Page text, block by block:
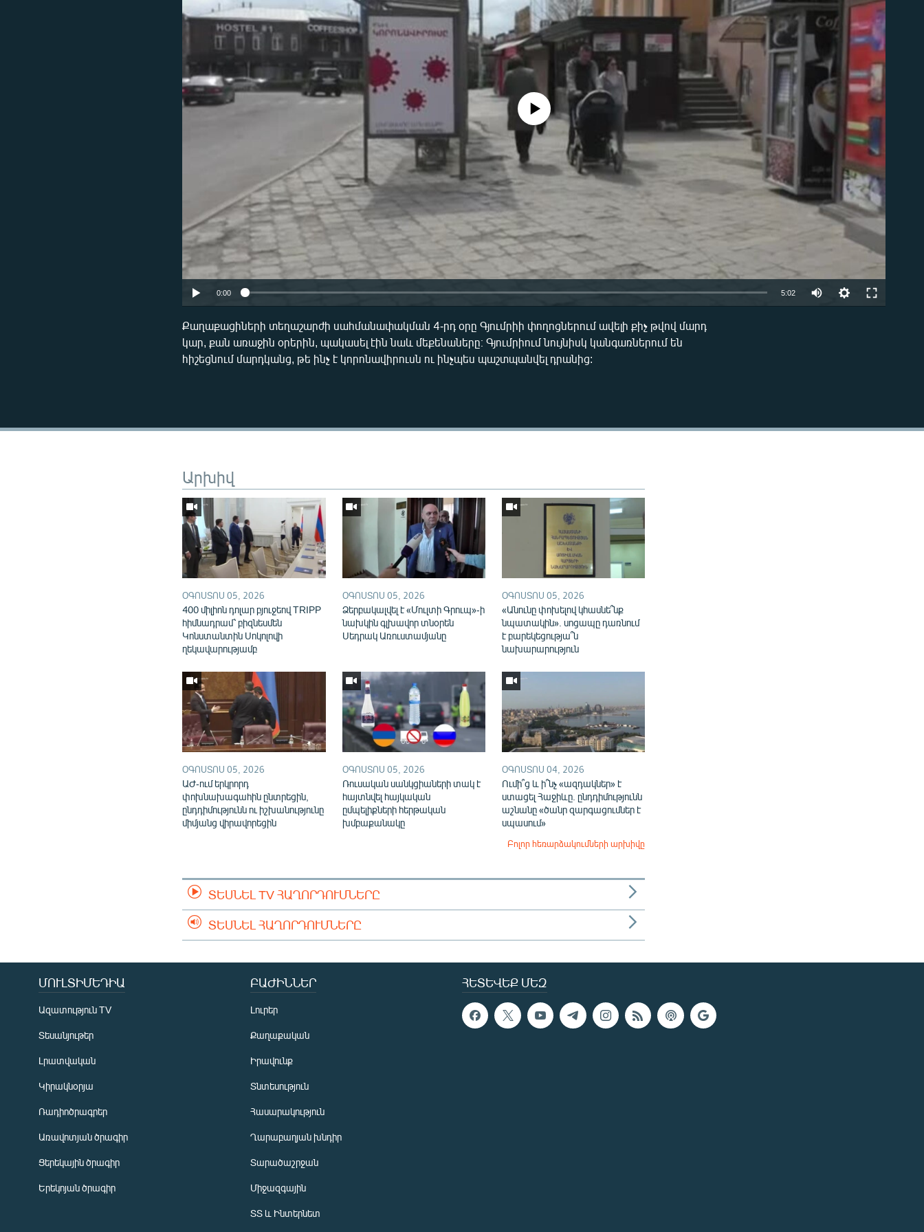
270p 360p
No media source currently available
0:00 5:02
Քաղաքացիների տեղաշարժի սահմանափակման 4-րդ օրը Գյումրիի փողոցներում ավելի քիչ թվով մարդ
կար, քան առաջին օրերին, պակասել էին նաև մեքենաները։ Գյումրիում նույնիսկ կանգառներում են
հիշեցնում մարդկանց, թե ինչ է կորոնավիրուսն ու ինչպես պաշտպանվել դրանից:
Արխիվ
ՕԳՈՍՏՈՍ 05, 2026
400 միլիոն դոլար բյուջեով TRIPP
հիմնադրամ՝ բիզնեսմեն
Կոնստանտին Սոկոլովի
ղեկավարությամբ
ՕԳՈՍՏՈՍ 05, 2026
Ձերբակալվել է «Մուլտի Գրուպ»-ի
նախկին գլխավոր տնօրեն
Սեդրակ Առուստամյանը
ՕԳՈՍՏՈՍ 05, 2026
«Անունը փոխելով կհասնե՞նք
նպատակին». սոցապը դառնում
է բարեկեցությա՞ն
նախարարություն
ՕԳՈՍՏՈՍ 05, 2026
ԱԺ-ում երկրորդ
փոխնախագահին ընտրեցին,
ընդդիմությունն ու իշխանությունը
միմյանց վիրավորեցին
ՕԳՈՍՏՈՍ 05, 2026
Ռուսական սանկցիաների տակ է
հայտնվել հայկական
ըմպելիքների հերթական
խմբաքանակը
ՕԳՈՍՏՈՍ 04, 2026
Ումի՞ց և ի՞նչ «ազդակներ» է
ստացել Հաջիևը. ընդդիմությունն
աշնանը «ծանր զարգացումներ է
սպասում»
Բոլոր հեռարձակումների արխիվը
ՏԵՍՆԵԼ TV ՀԱՂՈՐԴՈՒՄՆԵՐԸ
ՏԵՍՆԵԼ ՀԱՂՈՐԴՈՒՄՆԵՐԸ
ՀԵՏԵՎԵՔ ՄԵԶ
ՄՈՒԼՏԻՄԵԴԻԱ
Ազատություն TV
Տեսանյութեր
Լրատվական
Կիրակնօրյա
Ռադիոծրագրեր
Առավոտյան ծրագիր
Ցերեկային ծրագիր
Երեկոյան ծրագիր
ԲԱԺԻՆՆԵՐ
Լուրեր
Քաղաքական
Իրավունք
Տնտեսություն
Հասարակություն
Ղարաբաղյան խնդիր
Տարածաշրջան
Միջազգային
ՏՏ և Ինտերնետ